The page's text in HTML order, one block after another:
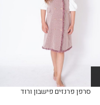
סרפן פרנזים פישבון ורוד